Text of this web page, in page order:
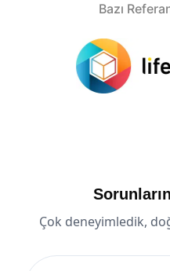
Bazı
Çok deneyimledik,